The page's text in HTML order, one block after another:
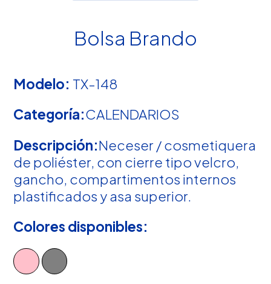
Bolsa Brando
Modelo: TX-148
Categoría:CALENDARIOS
Descripción:Neceser / cosmetiquera
de poliéster, con cierre tipo velcro,
gancho, compartimentos internos
plastificados y asa superior.
Colores disponibles: